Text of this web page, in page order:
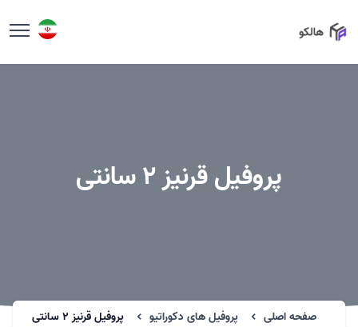
پروفیل قرنیز 2 سانتی
صفحه اصلی پروفیل های دکوراتیو پروفیل قرنیز 2 سانتی